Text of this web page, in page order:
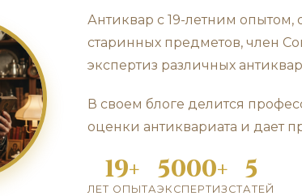
Антиквар с 19-летним опытом,
старинных предметов, член
экспертиз различных
В своем блоге делится
оценки антиквариата и дает
19+
ЛЕТ ОПЫТА
5000+
ЭКСПЕРТИЗ
5
СТАТЕЙ